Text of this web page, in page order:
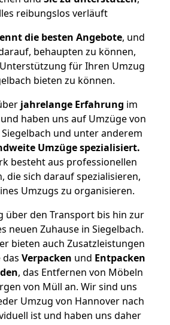
reibungslos verläuft
die besten Angebote, und
behaupten zu können,
für Ihren Umzug
bieten zu können.
jahrelange Erfahrung im
haben uns auf Umzüge von
und unter anderem
Umzüge spezialisiert.
besteht aus professionellen
die sich darauf spezialisieren,
Umzugs zu organisieren.
über den Transport bis hin zur
neuen Zuhause in Siegelbach.
bieten auch Zusatzleistungen
Verpacken und Entpacken
, das Entfernen von Möbeln
von Müll an. Wir sind uns
Umzug von Hannover nach
ist und haben uns daher